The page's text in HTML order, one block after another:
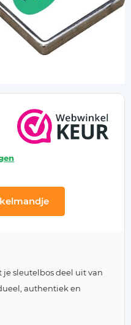
sleutelbos deel uit van
authentiek en